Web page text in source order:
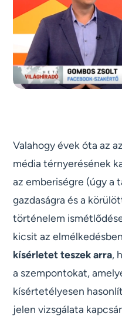
Valahogy évek óta az
média térnyerésének
az emberiségre (úgy a
gazdaságra és a
történelem
kicsit az
kísérletet teszek arra,
a szempontokat,
kísértetélyesen
jelen vizsgálata